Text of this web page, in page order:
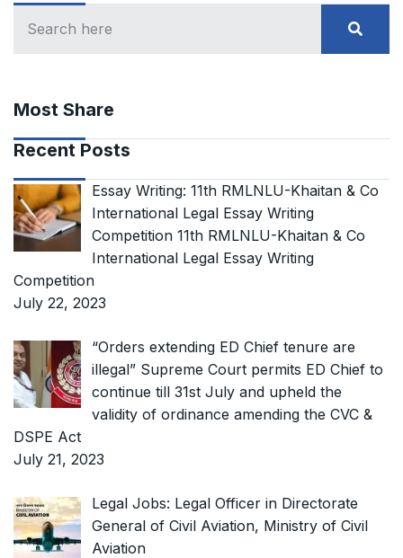
Most Share
Recent Posts
Essay Writing: 11th RMLNLU-Khaitan & Co
International Legal Essay Writing
Competition 11th RMLNLU-Khaitan & Co
International Legal Essay Writing
Competition
July 22, 2023
“Orders extending ED Chief tenure are
illegal” Supreme Court permits ED Chief to
continue till 31st July and upheld the
validity of ordinance amending the CVC &
DSPE Act
July 21, 2023
Legal Jobs: Legal Officer in Directorate
General of Civil Aviation, Ministry of Civil
Aviation